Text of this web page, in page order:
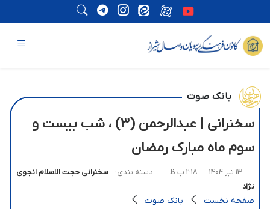
بانک صوت
سخنرانی | عبدالرحمن (3) ، شب بیست و
سوم ماه مبارک رمضان
13 تیر 1404 - 2:18 ب.ظ دسته بندی:
سخنرانی حجت الاسلام انجوی
نژاد
صفحه نخست
بانک صوت